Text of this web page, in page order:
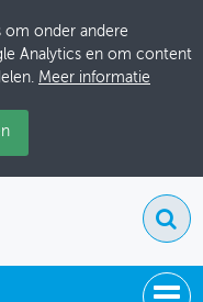
om onder andere
Analytics en om content
Meer informatie